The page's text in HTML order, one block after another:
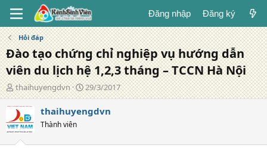
Đăng nhập Đăng ký
Hỏi đáp
Đào tạo chứng chỉ nghiệp vụ hướng dẫn
viên du lịch hệ 1,2,3 tháng – TCCN Hà Nội
T
á
c
g
i
ả
thaihuyengdvn
N
g
à
y
29/3/2017
thaihuyengdvn
Thành viên